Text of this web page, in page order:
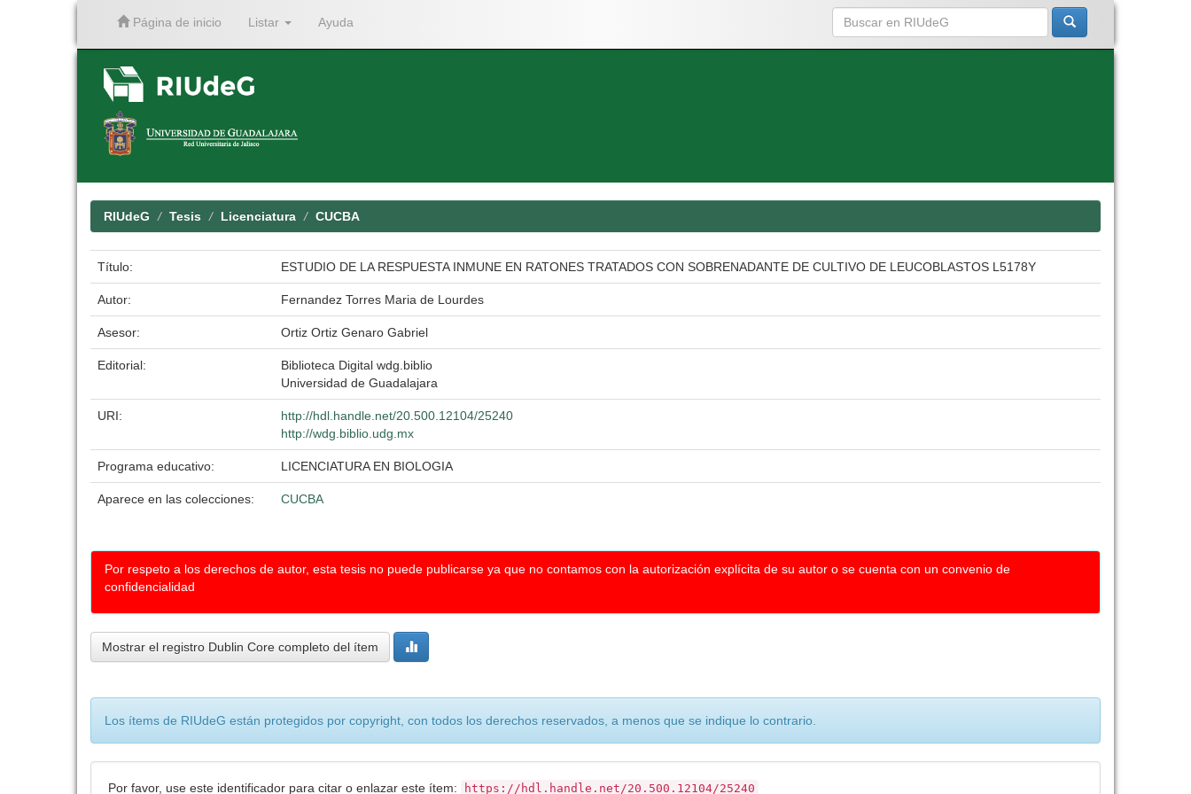
Página de inicio Listar Ayuda
RIUdeG Tesis Licenciatura CUCBA
Título: ESTUDIO DE LA RESPUESTA INMUNE EN RATONES TRATADOS CON SOBRENADANTE DE CULTIVO DE LEUCOBLASTOS L5178Y
Autor: Fernandez Torres Maria de Lourdes
Asesor: Ortiz Ortiz Genaro Gabriel
Editorial:
Biblioteca Digital wdg.biblio
Universidad de Guadalajara
URI:
http://hdl.handle.net/20.500.12104/25240
http://wdg.biblio.udg.mx
Programa educativo: LICENCIATURA EN BIOLOGIA
Aparece en las colecciones: CUCBA
Por respeto a los derechos de autor, esta tesis no puede publicarse ya que no contamos con la autorización explícita de su autor o se cuenta con un convenio de
confidencialidad
Mostrar el registro Dublin Core completo del ítem
Los ítems de RIUdeG están protegidos por copyright, con todos los derechos reservados, a menos que se indique lo contrario.
Por favor, use este identificador para citar o enlazar este ítem: https://hdl.handle.net/20.500.12104/25240